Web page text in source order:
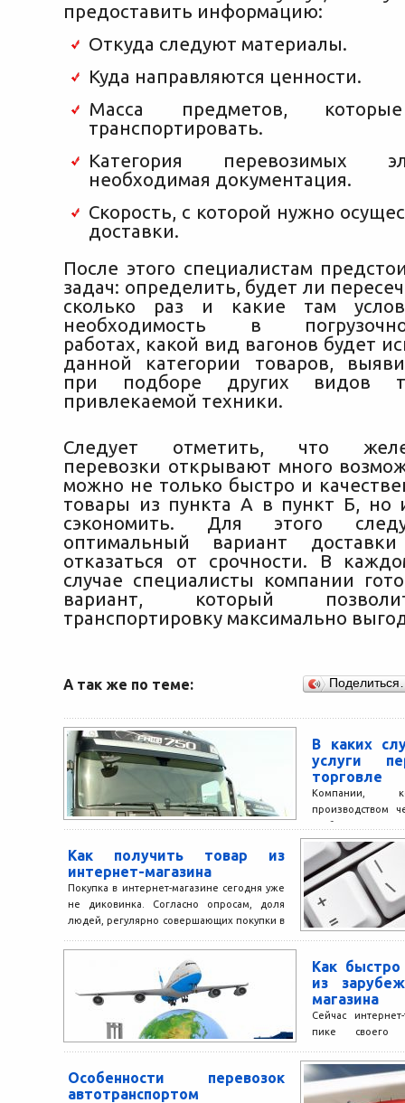
предоставить информацию:
Откуда следуют материалы.
Куда направляются ценности.
Масса предметов,
транспортировать.
Категория перевозимых
необходимая документация.
Скорость, с которой нужно
доставки.
После этого специалистам
задач: определить, будет ли
сколько раз и какие там
необходимость в погрузочно-
работах, какой вид вагонов будет
данной категории товаров,
при подборе других видов
привлекаемой техники.
Следует отметить, что
перевозки открывают много
можно не только быстро и
товары из пункта А в пункт Б, но
сэкономить. Для этого
оптимальный вариант
отказаться от срочности. В
случае специалисты компании
вариант, который
транспортировку максимально
А так же по теме:
В каких
услуги
торговле
Компании,
производством
чтобы клиенты
товар.
крупных
Как получить товар из
интернет-магазина
Покупка в интернет-магазине сегодня уже
не диковинка. Согласно опросам, доля
людей, регулярно совершающих покупки в
пару...
Как быстро
из
магазина
Сейчас
пике своего
самых
больше
Особенности перевозок
автотранспортом